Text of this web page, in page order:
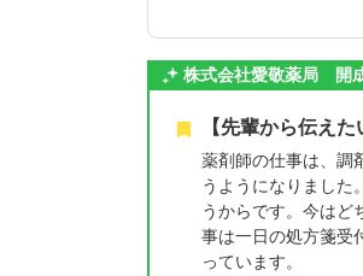
株式会社愛敬薬局 開
【先輩から伝えた
薬剤師の仕事は、調
うようになりました
うからです。今はど
事は一日の処方箋受
っています。